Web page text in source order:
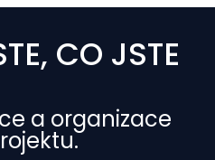
CO JSTE
a organizace